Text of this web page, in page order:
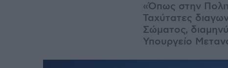
«Όπως στην
Ταχύτατες
Σώματος,
Υπουργείο